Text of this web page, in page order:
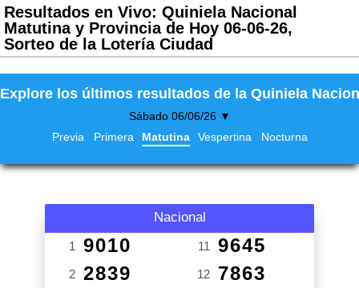
Resultados en Vivo: Quiniela Nacional
Matutina y Provincia de Hoy 06-06-26,
Sorteo de la Lotería Ciudad
Explore los últimos resultados de la Quiniela
Sábado 06/06/26 ▼
Previa
Primera Matutina Vespertina Nocturna
Nacional
1 9010
2 2839
11 9645
12 7863